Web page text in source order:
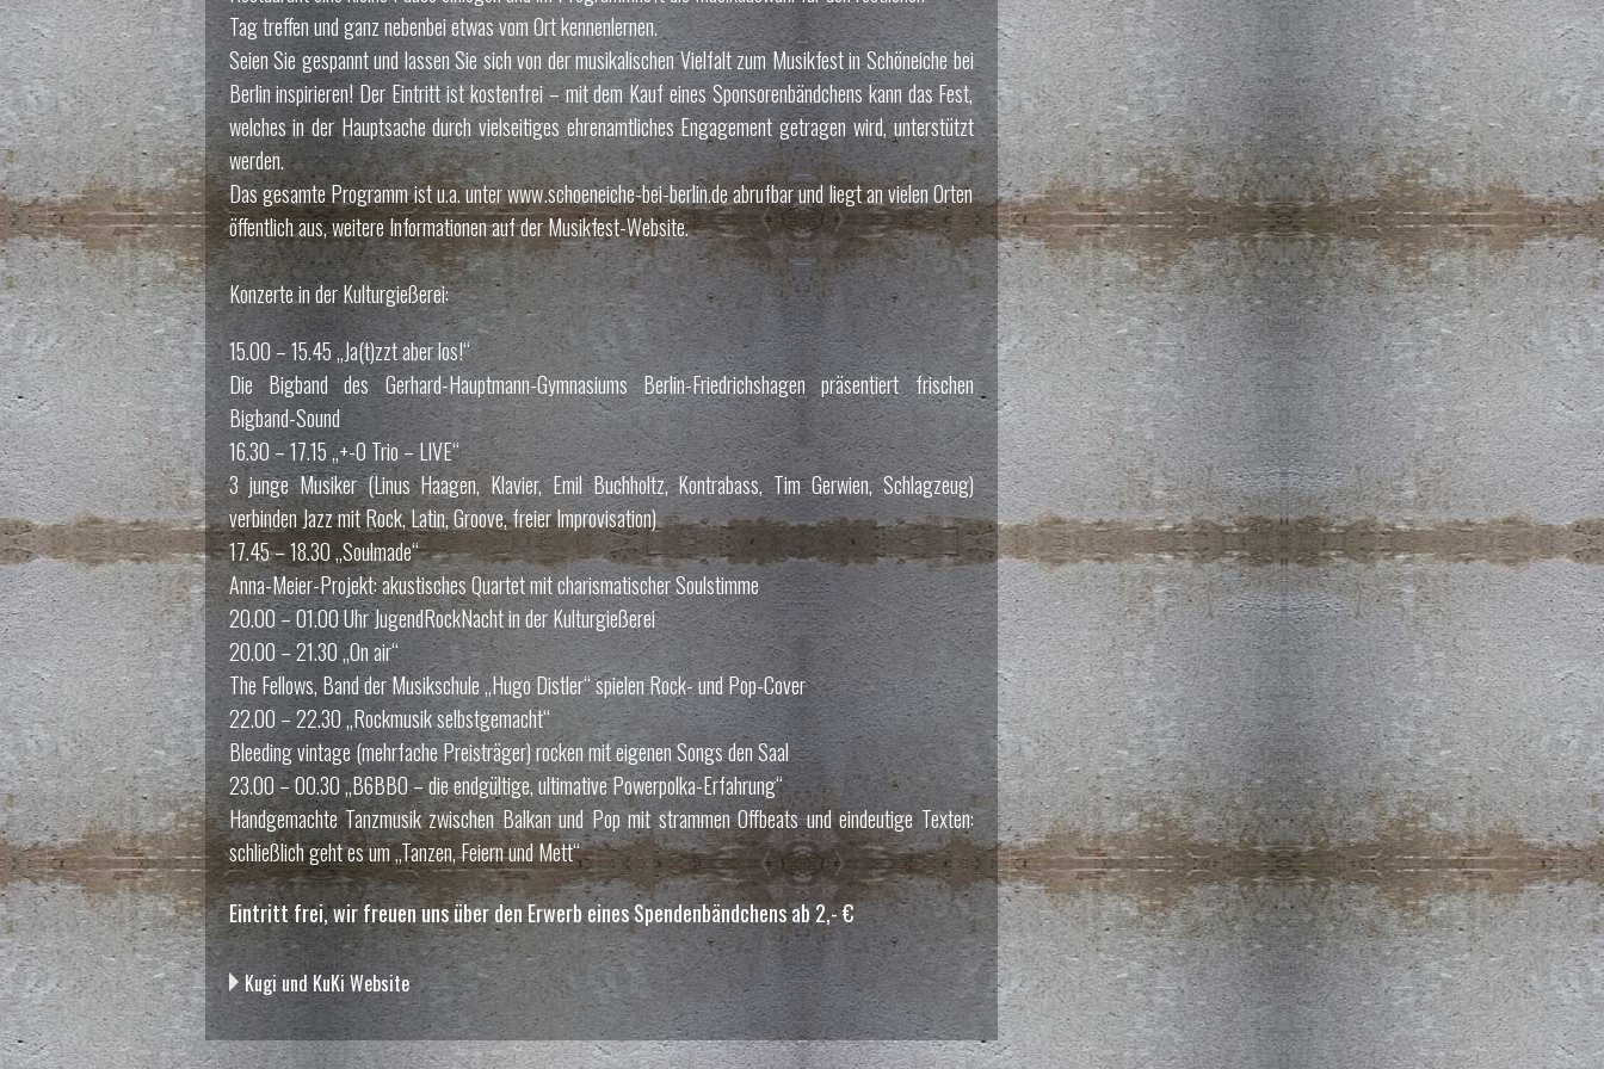
Tag treffen und ganz nebenbei etwas vom Ort kennenlernen.
Seien Sie gespannt und lassen Sie sich von der musikalischen Vielfalt zum Musikfest in Schöneiche bei
Berlin inspirieren! Der Eintritt ist kostenfrei – mit dem Kauf eines Sponsorenbändchens kann das Fest,
welches in der Hauptsache durch vielseitiges ehrenamtliches Engagement getragen wird, unterstützt
werden.
Das gesamte Programm ist u.a. unter www.schoeneiche-bei-berlin.de abrufbar und liegt an vielen Orten
öffentlich aus, weitere Informationen auf der Musikfest-Website.
Konzerte in der Kulturgießerei:
15.00 – 15.45 „Ja(t)zzt aber los!“
Die Bigband des Gerhard-Hauptmann-Gymnasiums Berlin-Friedrichshagen präsentiert frischen
Bigband-Sound
16.30 – 17.15 „+-0 Trio – LIVE“
3 junge Musiker (Linus Haagen, Klavier, Emil Buchholtz, Kontrabass, Tim Gerwien, Schlagzeug)
verbinden Jazz mit Rock, Latin, Groove, freier Improvisation)
17.45 – 18.30 „Soulmade“
Anna-Meier-Projekt: akustisches Quartet mit charismatischer Soulstimme
20.00 – 01.00 Uhr JugendRockNacht in der Kulturgießerei
20.00 – 21.30 „On air“
The Fellows, Band der Musikschule „Hugo Distler“ spielen Rock- und Pop-Cover
22.00 – 22.30 „Rockmusik selbstgemacht“
Bleeding vintage (mehrfache Preisträger) rocken mit eigenen Songs den Saal
23.00 – 00.30 „B6BBO – die endgültige, ultimative Powerpolka-Erfahrung“
Handgemachte Tanzmusik zwischen Balkan und Pop mit strammen Offbeats und eindeutige Texten:
schließlich geht es um „Tanzen, Feiern und Mett“
Eintritt frei, wir freuen uns über den Erwerb eines Spendenbändchens ab 2,- €
Kugi und KuKi Website